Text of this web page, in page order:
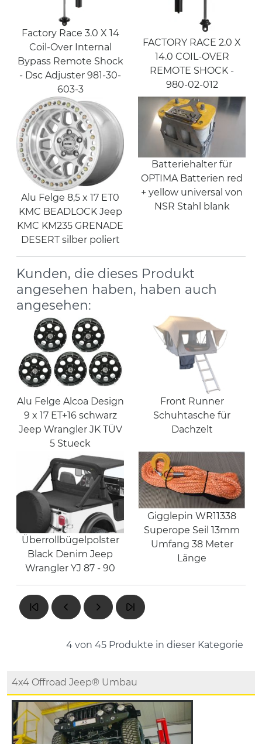
Factory Race 3.0 X 14
Coil-Over Internal
Bypass Remote Shock
- Dsc Adjuster 981-30-
603-3
FACTORY RACE 2.0 X
14.0 COIL-OVER
REMOTE SHOCK -
980-02-012
Alu Felge 8,5 x 17 ET0
KMC BEADLOCK Jeep
KMC KM235 GRENADE
DESERT silber poliert
Batteriehalter für
OPTIMA Batterien red
+ yellow universal von
NSR Stahl blank
Kunden, die dieses Produkt
angesehen haben, haben auch
angesehen:
Alu Felge Alcoa Design
9 x 17 ET+16 schwarz
Jeep Wrangler JK TÜV
5 Stueck
Front Runner
Schuhtasche für
Dachzelt
Überrollbügelpolster
Black Denim Jeep
Wrangler YJ 87 - 90
Gigglepin WR11338
Superope Seil 13mm
Umfang 38 Meter
Länge
4 von 45 Produkte in dieser Kategorie
4x4 Offroad Jeep® Umbau